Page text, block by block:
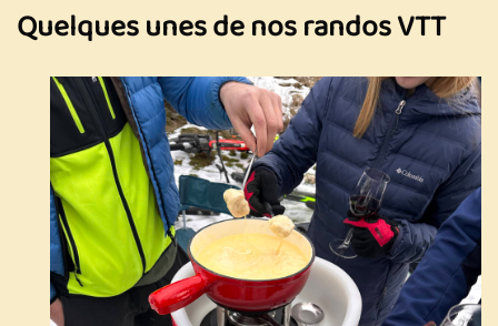
Quelques unes de nos randos VTT